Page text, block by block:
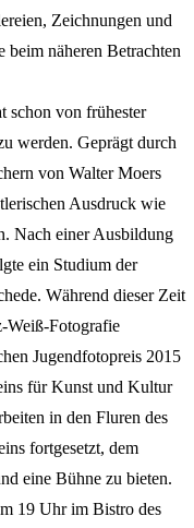
Zeichnungen und
beim näheren Betrachten
schon von frühester
werden. Geprägt durch
von Walter Moers
Ausdruck wie
Nach einer Ausbildung
ein Studium der
Während dieser Zeit
Weiß-Fotografie
Jugendfotopreis 2015
für Kunst und Kultur
in den Fluren des
fortgesetzt, dem
eine Bühne zu bieten.
19 Uhr im Bistro des